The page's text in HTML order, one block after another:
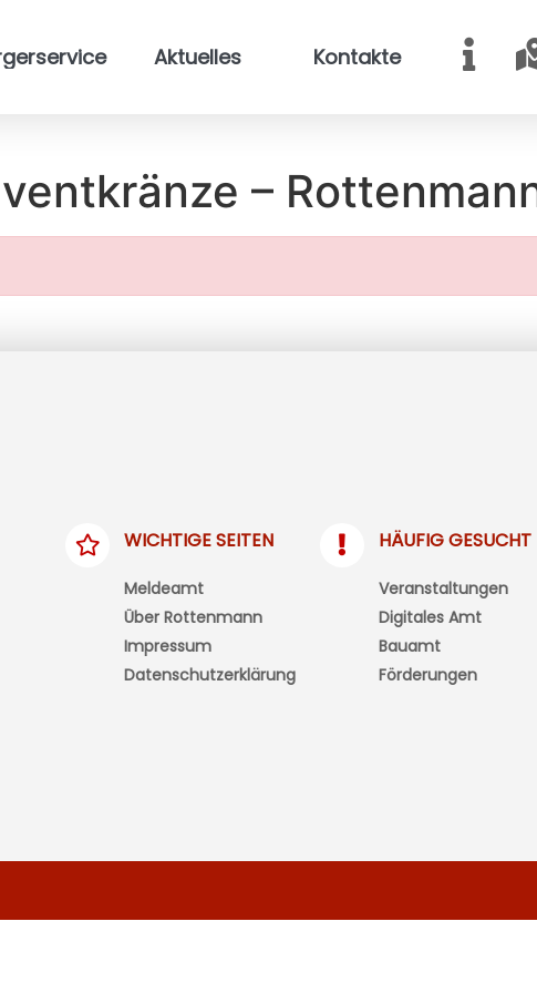
Aktuelles Kontakte
–
WICHTIGE SEITEN
Meldeamt
Über Rottenmann
Impressum
Datenschutzerklärung
HÄUFIG GESUCHT
Veranstaltungen
Digitales Amt
Bauamt
Förderungen